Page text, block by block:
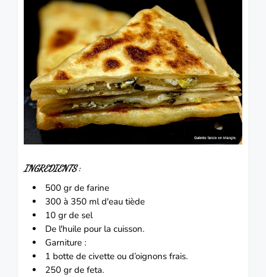
INGREDIENTS:
500 gr de farine
300 à 350 ml d'eau tiède
10 gr de sel
De l'huile pour la cuisson.
Garniture :
1 botte de civette ou d’oignons frais.
250 gr de feta.